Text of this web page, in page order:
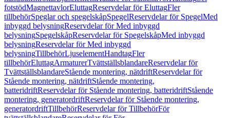
fotstödMagnettavlorEluttagReservdelar för EluttagFler
tillbehörSpeglar och spegelskåpSpegelReservdelar för SpegelMed
inbyggd belysningReservdelar för Med inbyggd
belysningSpegelskåpReservdelar för SpegelskåpMed inbyggd
belysningReservdelar för Med inbyggd
belysningTillbehörLjuselementHandtagFler
tillbehörEluttagArmaturerTvättställsblandareReservdelar för
TvättställsblandareStående montering, nätdriftReservdelar för
Stående montering, nätdriftStående montering,
batteridriftReservdelar för Stående montering, batteridriftStående
montering, generatordriftReservdelar för Stående montering,
generatordriftTillbehörReservdelar för TillbehörFör